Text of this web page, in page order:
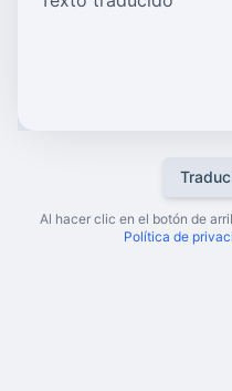
Al hacer clic en el botón de
Política de